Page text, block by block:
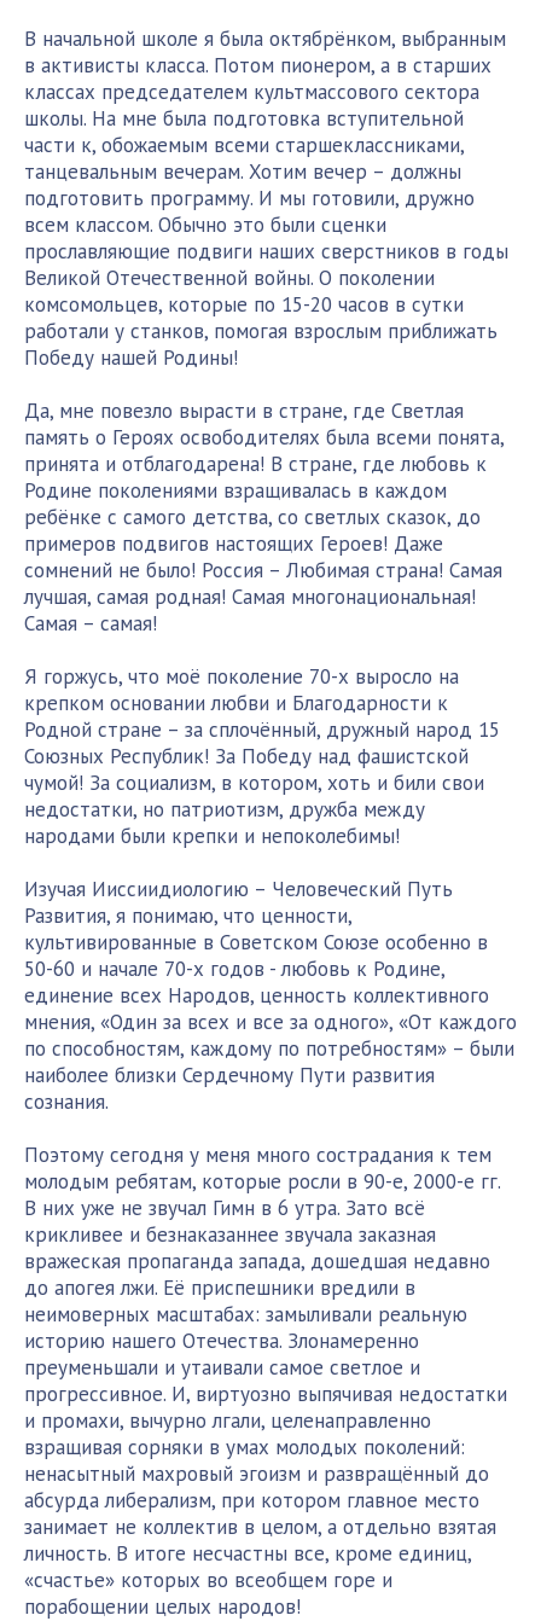
В начальной школе я была октябрёнком, выбранным
в активисты класса. Потом пионером, а в старших
классах председателем культмассового сектора
школы. На мне была подготовка вступительной
части к, обожаемым всеми старшеклассниками,
танцевальным вечерам. Хотим вечер – должны
подготовить программу. И мы готовили, дружно
всем классом. Обычно это были сценки
прославляющие подвиги наших сверстников в годы
Великой Отечественной войны. О поколении
комсомольцев, которые по 15-20 часов в сутки
работали у станков, помогая взрослым приближать
Победу нашей Родины!
Да, мне повезло вырасти в стране, где Светлая
память о Героях освободителях была всеми понята,
принята и отблагодарена! В стране, где любовь к
Родине поколениями взращивалась в каждом
ребёнке с самого детства, со светлых сказок, до
примеров подвигов настоящих Героев! Даже
сомнений не было! Россия – Любимая страна! Самая
лучшая, самая родная! Самая многонациональная!
Самая – самая!
Я горжусь, что моё поколение 70-х выросло на
крепком основании любви и Благодарности к
Родной стране – за сплочённый, дружный народ 15
Союзных Республик! За Победу над фашистской
чумой! За социализм, в котором, хоть и били свои
недостатки, но патриотизм, дружба между
народами были крепки и непоколебимы!
Изучая Ииссиидиологию – Человеческий Путь
Развития, я понимаю, что ценности,
культивированные в Советском Союзе особенно в
50-60 и начале 70-х годов - любовь к Родине,
единение всех Народов, ценность коллективного
мнения, «Один за всех и все за одного», «От каждого
по способностям, каждому по потребностям» – были
наиболее близки Сердечному Пути развития
сознания.
Поэтому сегодня у меня много сострадания к тем
молодым ребятам, которые росли в 90-е, 2000-е гг.
В них уже не звучал Гимн в 6 утра. Зато всё
крикливее и безнаказаннее звучала заказная
вражеская пропаганда запада, дошедшая недавно
до апогея лжи. Её приспешники вредили в
неимоверных масштабах: замыливали реальную
историю нашего Отечества. Злонамеренно
преуменьшали и утаивали самое светлое и
прогрессивное. И, виртуозно выпячивая недостатки
и промахи, вычурно лгали, целенаправленно
взращивая сорняки в умах молодых поколений:
ненасытный махровый эгоизм и развращённый до
абсурда либерализм, при котором главное место
занимает не коллектив в целом, а отдельно взятая
личность. В итоге несчастны все, кроме единиц,
«счастье» которых во всеобщем горе и
порабощении целых народов!